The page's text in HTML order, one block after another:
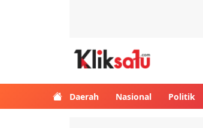
Daerah Nasional Politik